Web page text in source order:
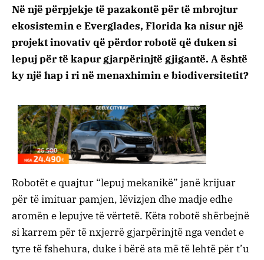
Në një përpjekje të pazakontë për të mbrojtur
ekosistemin e Everglades, Florida ka nisur një
projekt inovativ që përdor robotë që duken si
lepuj për të kapur gjarpërinjtë gjigantë. A është
ky një hap i ri në menaxhimin e biodiversitetit?
Robotët e quajtur “lepuj mekanikë” janë krijuar
për të imituar pamjen, lëvizjen dhe madje edhe
aromën e lepujve të vërtetë. Këta robotë shërbejnë
si karrem për të nxjerrë gjarpërinjtë nga vendet e
tyre të fshehura, duke i bërë ata më të lehtë për t’u